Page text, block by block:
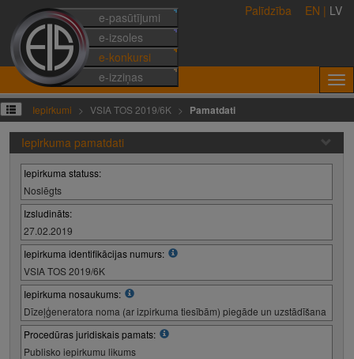
e-pasūtījumi
e-izsoles
e-konkursi
e-izziņas
Palīdzība EN | LV
Iepirkumi VSIA TOS 2019/6K Pamatdati
Iepirkuma pamatdati
Iepirkuma statuss:
Noslēgts
Izsludināts:
27.02.2019
Iepirkuma identifikācijas numurs:
VSIA TOS 2019/6K
Iepirkuma nosaukums:
Dīzeļģeneratora noma (ar izpirkuma tiesībām) piegāde un uzstādīšana
Procedūras juridiskais pamats:
Publisko iepirkumu likums